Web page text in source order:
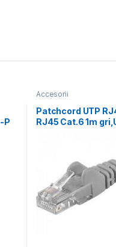
P
Accesorii
Patchcord UTP
RJ45 Cat.6 1m